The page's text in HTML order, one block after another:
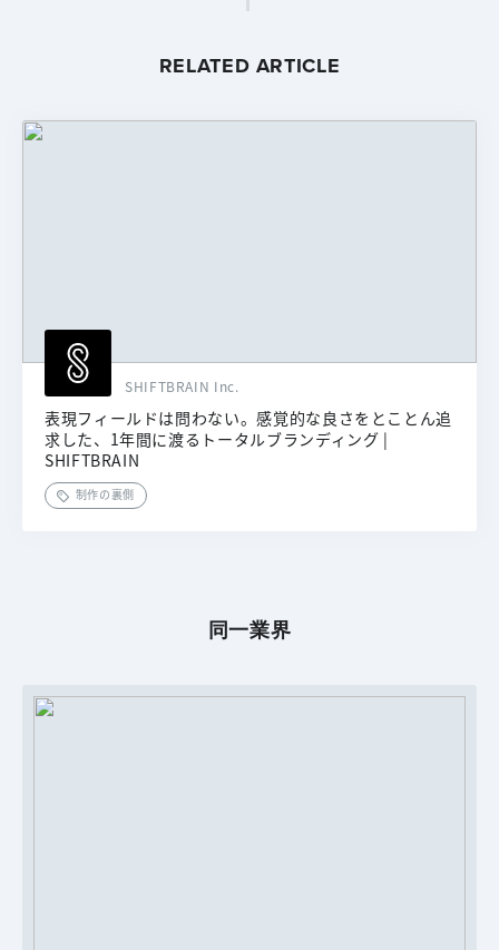
RELATED ARTICLE
SHIFTBRAIN Inc.
表現フィールドは問わない。感覚的な良さをとことん追
求した、1年間に渡るトータルブランディング |
SHIFTBRAIN
制作の裏側
同一業界